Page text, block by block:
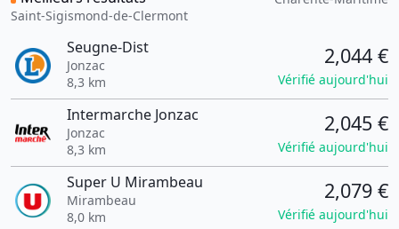
Saint-Sigismond-de-Clermont
Seugne-Dist
Jonzac
8,3 km
2,044 €
Vérifié aujourd'hui
Intermarche Jonzac
Jonzac
8,3 km
2,045 €
Vérifié aujourd'hui
Super U Mirambeau
Mirambeau
8,0 km
2,079 €
Vérifié aujourd'hui